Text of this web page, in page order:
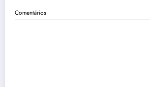
Comentários